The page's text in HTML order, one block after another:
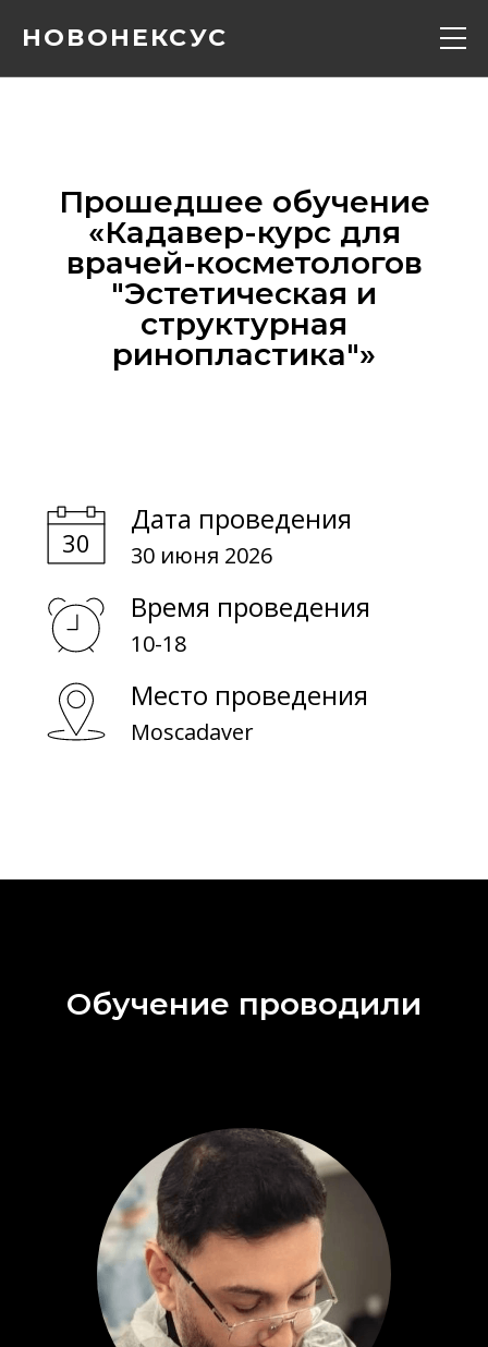
НОВОНЕКСУС
Расписание
Прошедшее обучение
«‎Кадавер-курс для
врачей-косметологов
"Эстетическая и
структурная
ринопластика"»‎
Дата проведения
30 июня 2026
Время проведения
10-18
Место проведения
Moscadaver
Обучение проводили